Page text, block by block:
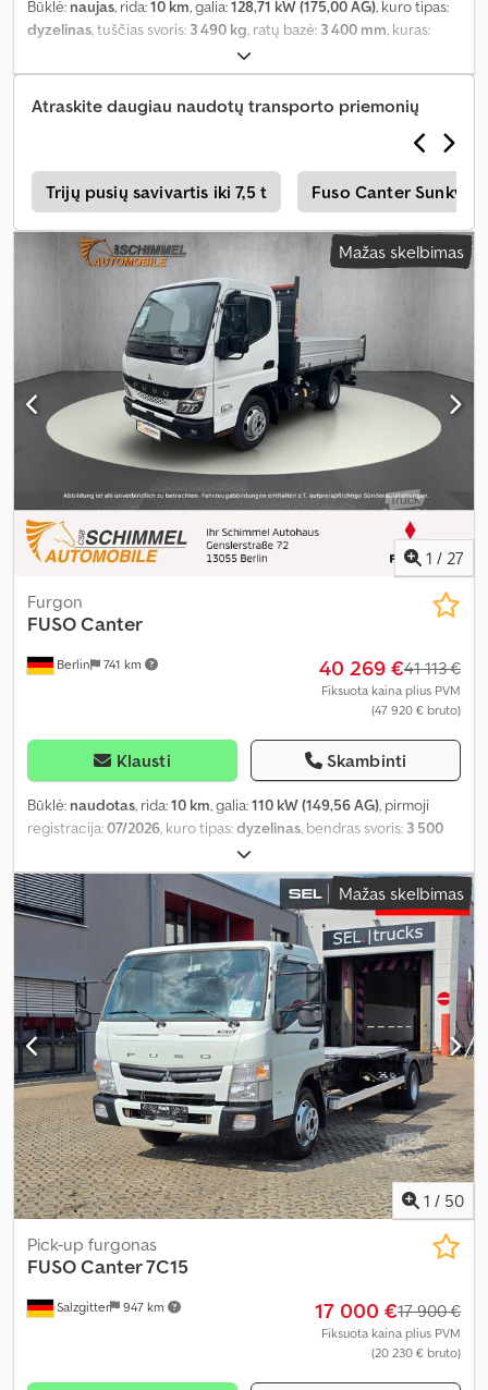
Būklė: naujas, rida:10 km, galia:128,71 kW (175,00 AG), kuro tipas:
dyzelinas, tuščias svoris: 3 490 kg, ratų bazė: 3 400 mm, kuras:
, vairuotojo kabina:
tipas:mechaninis, pavarų skaičius:4, emisijos klasė:Euro 6e,
pakaba: plienas , sėdimų vietų skaičius: , Gamybos metai: 2026
ABS, AdBlue, Bluetooth, EBS (Elektroninė stabdžių
sistema), Tachografas, USB jungtis, borto kompiuteris, eismo
juostos palaikymo asistentas, nerūkantis automobilis, oro
kondicionavimas, oro pagalvė, priešrūkiniai žibintai, start-stop
sistema, sunkvežimio registracija, trauki kontrolė, vairo
stiprintuvas,
Atraskite daugiau naudotų transporto priemonių
Trijų pusių savivartis iki 7,5 t Fuso Canter
Mažas skelbimas
1 / 27
Berlin 741 km
Furgon
FUSOCanter
40 269 €41 113 €
Fiksuota kaina plius PVM
(47 920 € bruto)
Klausti Skambinti
Būklė: naudotas, rida:10 km, galia:110 kW (149,56 AG), pirmoji
registracija:07/2026, kuro tipas:dyzelinas, bendras svoris: 3 500
balta, vairuotojo kabina:
tipas:mechaninis, emisijos klasė:Euro 6, sėdimų vietų skaičius:3,
Įranga:oro kondicionavimas Mažas skelbimas
1 / 50
Salzgitter 947 km
Pick-up furgonas
FUSOCanter 7C15
17 000 €17 900 €
Fiksuota kaina plius PVM
(20 230 € bruto)